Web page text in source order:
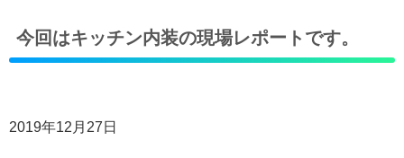
今回はキッチン内装の現場レポートです。
2019年12月27日